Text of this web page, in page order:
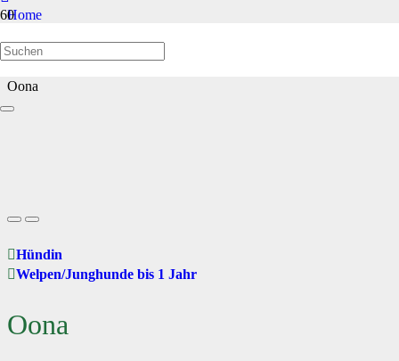
Home
Welpen/Junghunde bis 1 Jahr
Oona
Hündin
Welpen/Junghunde bis 1 Jahr
Oona